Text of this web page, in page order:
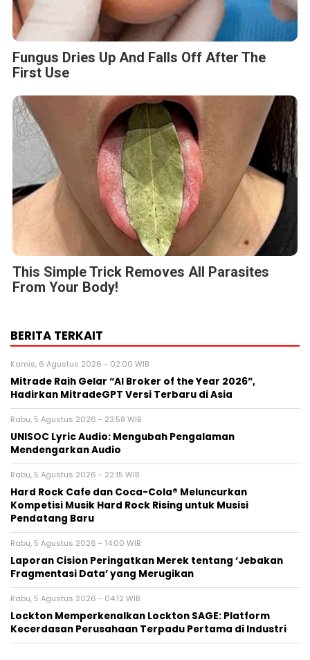
Fungus Dries Up And Falls Off After The
First Use
This Simple Trick Removes All Parasites
From Your Body!
BERITA TERKAIT
Kamis, 6 Agustus 2026 - 02:00 WIB
Mitrade Raih Gelar “AI Broker of the Year 2026”,
Hadirkan MitradeGPT Versi Terbaru di Asia
Rabu, 5 Agustus 2026 - 23:58 WIB
UNISOC Lyric Audio: Mengubah Pengalaman
Mendengarkan Audio
Rabu, 5 Agustus 2026 - 22:15 WIB
Hard Rock Cafe dan Coca-Cola® Meluncurkan
Kompetisi Musik Hard Rock Rising untuk Musisi
Pendatang Baru
Rabu, 5 Agustus 2026 - 14:00 WIB
Laporan Cision Peringatkan Merek tentang ‘Jebakan
Fragmentasi Data’ yang Merugikan
Rabu, 5 Agustus 2026 - 04:12 WIB
Lockton Memperkenalkan Lockton SAGE: Platform
Kecerdasan Perusahaan Terpadu Pertama di Industri